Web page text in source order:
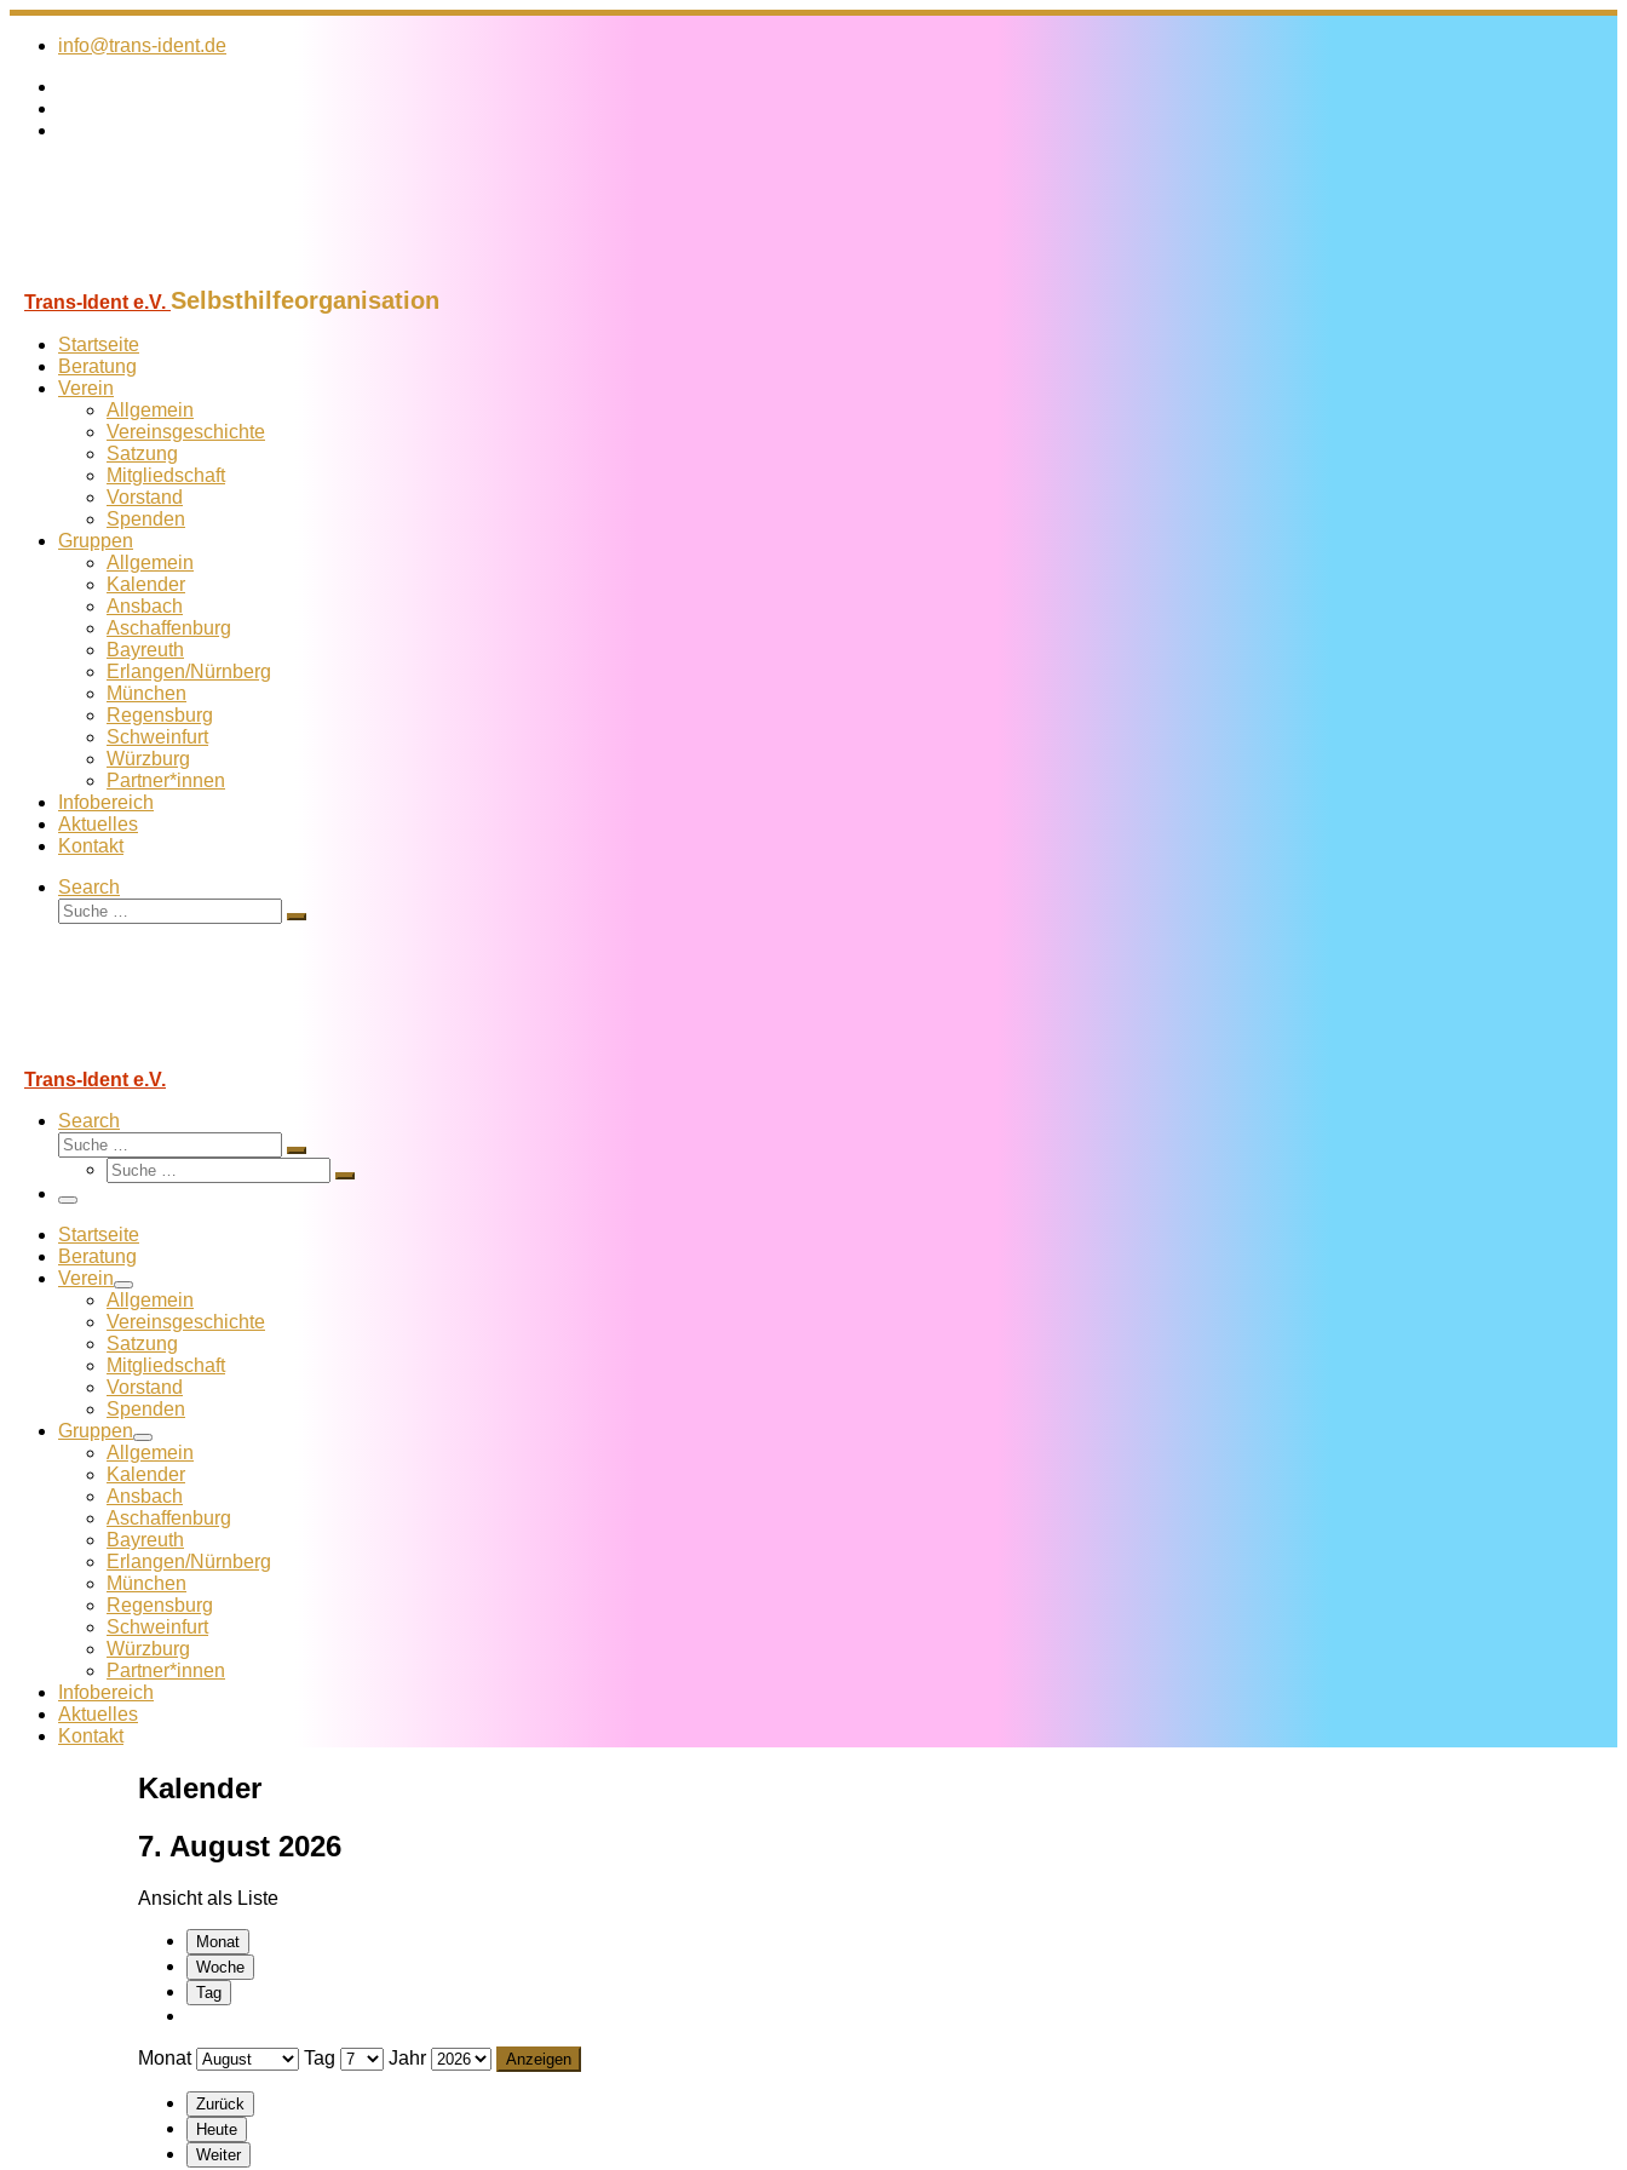
Zum
Inhalt
info@trans-ident.de
Trans-Ident e.V. Selbsthilfeorganisation
Startseite
Beratung
Verein
Allgemein
Vereins­geschichte
Satzung
Mitglied­schaft
Vorstand
Spenden
Gruppen
Allgemein
Kalender
Ansbach
Aschaffenburg
Bayreuth
Erlangen/Nürnberg
München
Regensburg
Schweinfurt
Würzburg
Partner*innen
Infobereich
Aktuelles
Kontakt
Search
Suche
Suche
Trans-Ident e.V.
Search
Suche
Suche
Suche
Suche
Menü
Startseite
Beratung
Verein
Allgemein
Vereins­geschichte
Satzung
Mitglied­schaft
Vorstand
Spenden
Gruppen
Allgemein
Kalender
Ansbach
Aschaffenburg
Bayreuth
Erlangen/Nürnberg
München
Regensburg
Schweinfurt
Würzburg
Partner*innen
Infobereich
Aktuelles
Kontakt
Kalender
7. August 2026
Ansicht als Liste
Monat
Woche
Tag
Monat Tag Jahr
Zurück
Heute
Weiter